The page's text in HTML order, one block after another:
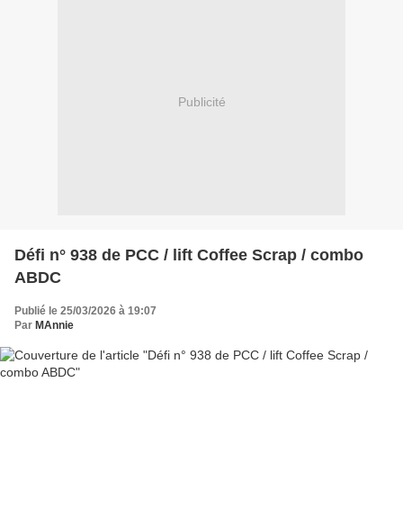
Publicité
Défi n° 938 de PCC / lift Coffee Scrap / combo
ABDC
Publié le 25/03/2026 à 19:07
Par MAnnie